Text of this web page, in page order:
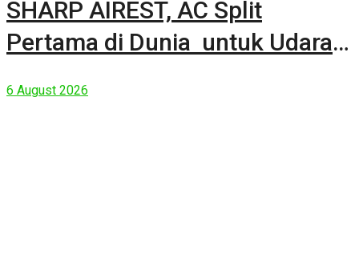
SHARP AIREST, AC Split
Pertama di Dunia untuk Udara
6 August 2026